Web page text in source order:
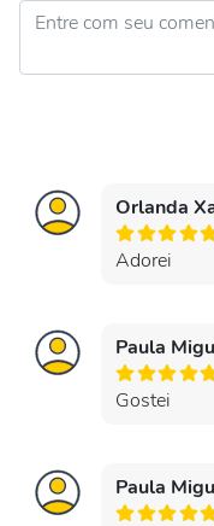
Orlanda
Adorei
Paula
Gostei
Paula